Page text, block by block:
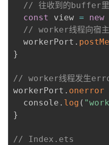
// 往收到的buffer里
const
view = new
// worker线程向宿主
  workerPort
.
}
// worker线程发生
workerPort . onerror
  console
. log (
}
// Index.ets